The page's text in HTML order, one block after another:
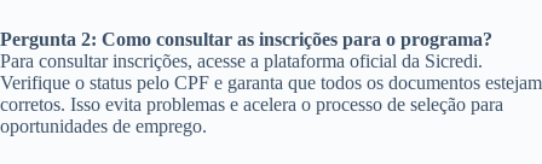
Pergunta 2: Como consultar as inscrições para o programa?
Para consultar inscrições, acesse a plataforma oficial da Sicredi.
Verifique o status pelo CPF e garanta que todos os documentos estejam
corretos. Isso evita problemas e acelera o processo de seleção para
oportunidades de emprego.